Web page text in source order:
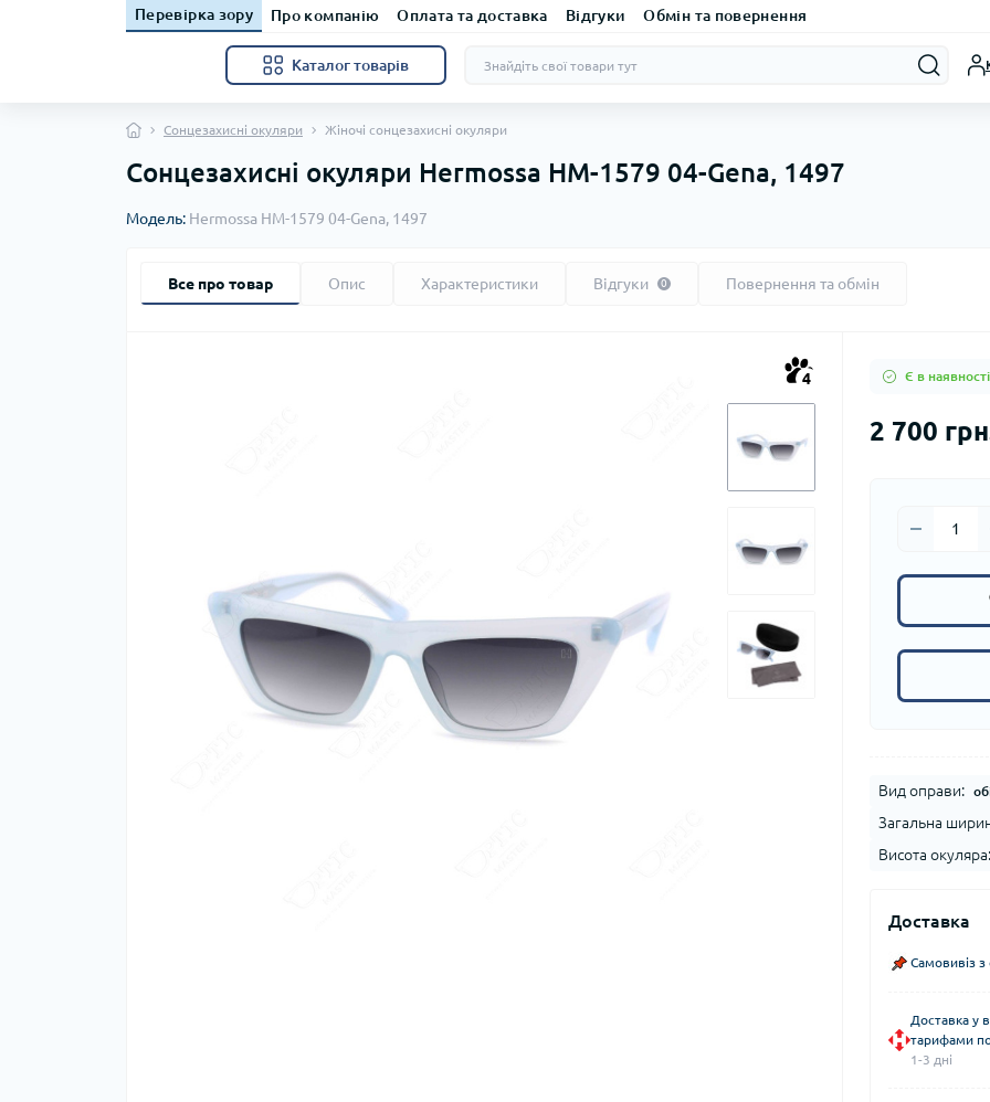
Перевірка зору Про компанію Оплата та доставка Відгуки Обмін та повернення
Каталог товарів
Сонцезахисні окуляри Жіночі сонцезахисні окуляри
Сонцезахисні окуляри Hermossa HM-1579 04-Gena, 1497
Модель: Hermossa HM-1579 04-Gena, 1497
Все про товар Опис Характеристики Відгуки 0 Повернення та обмін
4 Є в наявності
2 700
Вид оправи:
Загальна
Висота окуляра:
Доставка
Самовивіз
Доставка у
тарифами
1-3 дні